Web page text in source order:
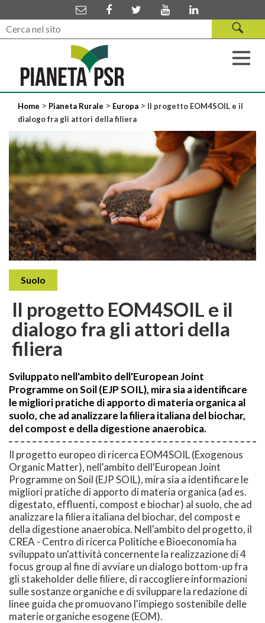
Home > Pianeta Rurale > Europa > Il progetto EOM4SOIL e il
dialogo fra gli attori della filiera
Suolo
Il progetto EOM4SOIL e il
dialogo fra gli attori della
filiera
Sviluppato nell'ambito dell'European Joint
Programme on Soil (EJP SOIL), mira sia a identificare
le migliori pratiche di apporto di materia organica al
suolo, che ad analizzare la filiera italiana del biochar,
del compost e della digestione anaerobica.
Il progetto europeo di ricerca EOM4SOIL (Exogenous
Organic Matter), nell'ambito dell'European Joint
Programme on Soil (EJP SOIL), mira sia a identificare le
migliori pratiche di apporto di materia organica (ad es.
digestato, effluenti, compost e biochar) al suolo, che ad
analizzare la filiera italiana del biochar, del compost e
della digestione anaerobica. Nell'ambito del progetto, il
CREA - Centro di ricerca Politiche e Bioeconomia ha
sviluppato un'attività concernente la realizzazione di 4
focus group al fine di avviare un dialogo bottom-up fra
gli stakeholder delle filiere, di raccogliere informazioni
sulle sostanze organiche e di sviluppare la redazione di
linee guida che promuovano l'impiego sostenibile delle
materie organiche esogene (EOM).